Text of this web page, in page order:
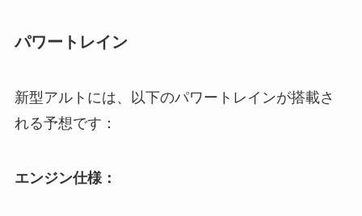
パワートレイン
新型アルトには、以下のパワートレインが搭載さ
れる予想です：
エンジン仕様：